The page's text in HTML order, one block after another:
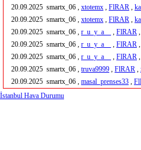
20.09.2025 smartx_06 , xtotemx , FlRAR ,
20.09.2025 smartx_06 , xtotemx , FlRAR ,
20.09.2025 smartx_06 , r_u_y_a__ , FlRAR ,
20.09.2025 smartx_06 , r_u_y_a__ , FlRAR ,
20.09.2025 smartx_06 , r_u_y_a__ , FlRAR ,
20.09.2025 smartx_06 , truva9999 , FlRAR ,
20.09.2025 smartx_06 , masal_prenses33 ,
İstanbul Hava Durumu